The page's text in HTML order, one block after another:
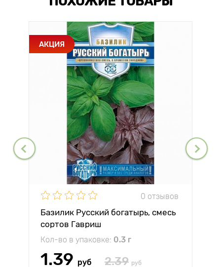
АКЦИЯ
0 отзывов
Базилик Русский богатырь, смесь
сортов Гавриш
Кол-во в упаковке: 0.3 г
1.39 руб 2.39 руб